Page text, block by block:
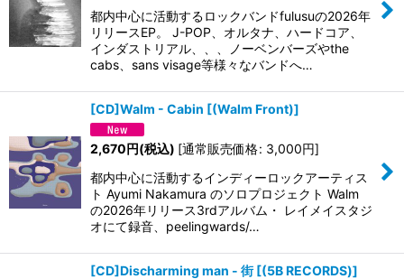
都内中心に活動するロックバンドfulusuの2026年
リリースEP。 J-POP、オルタナ、ハードコア、
インダストリアル、、、ノーベンバーズやthe
cabs、sans visage等様々なバンドへ…
[CD]Walm - Cabin [(Walm Front)]
2,670円(税込) [通常販売価格: 3,000円]
都内中心に活動するインディーロックアーティス
ト Ayumi Nakamura のソロプロジェクト Walm
の2026年リリース3rdアルバム・ レイメイスタジ
オにて録音、peelingwards/…
[CD]Discharming man - 街 [(5B RECORDS)]